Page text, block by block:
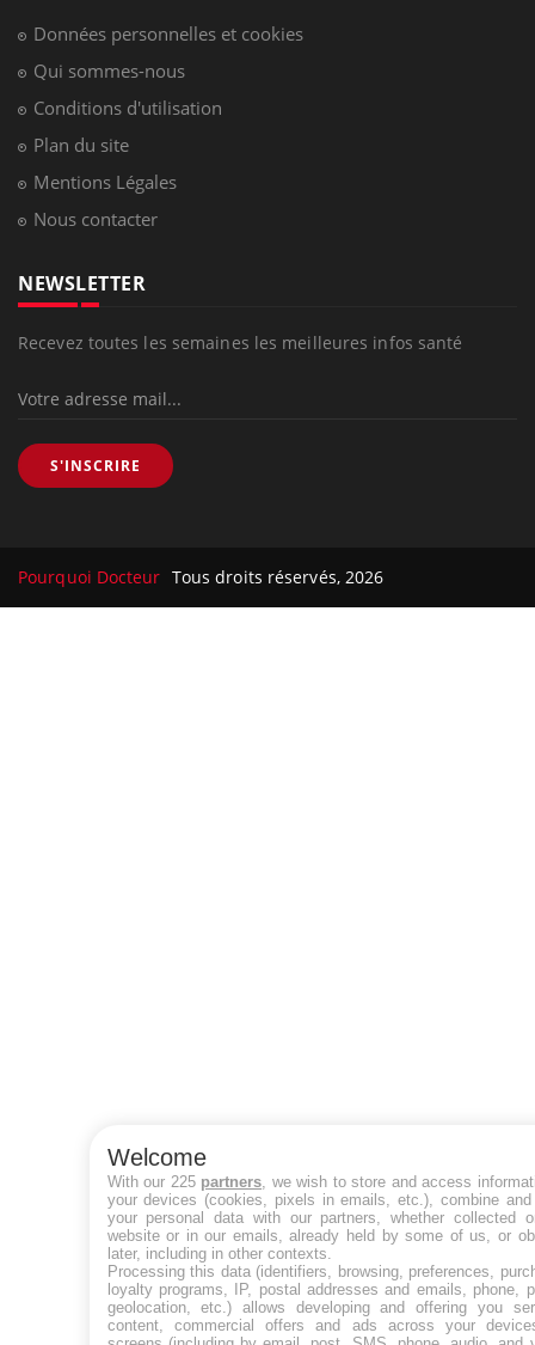
Données personnelles et cookies
Qui sommes-nous
Conditions d'utilisation
Plan du site
Mentions Légales
Nous contacter
NEWSLETTER
Recevez toutes les semaines les meilleures infos santé
S'INSCRIRE
Pourquoi Docteur Tous droits réservés, 2026
Welcome
With our 225 partners , we wish to store and access
your devices (cookies, pixels in emails, etc.), combine and
your personal data with our partners, whether collected
website or in our emails, already held by some of us, or
later, including in other contexts.
Processing this data (identifiers, browsing, preferences,
loyalty programs, IP, postal addresses and emails, phone,
geolocation, etc.) allows developing and offering you
content, commercial offers and ads across your